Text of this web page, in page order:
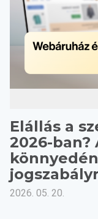
Elállás a
2026-
2026. 05. 20.